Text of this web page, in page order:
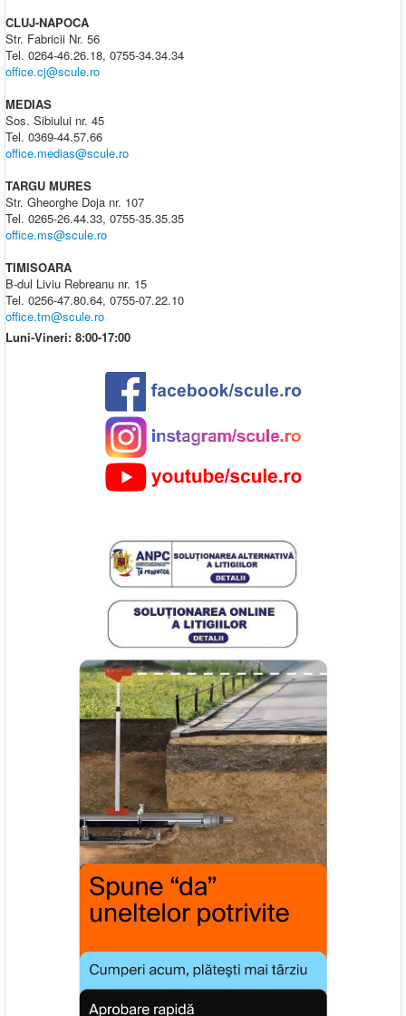
CLUJ-NAPOCA
Str. Fabricii Nr. 56
Tel. 0264-46.26.18, 0755-34.34.34
office.cj@scule.ro
MEDIAS
Sos. Sibiului nr. 45
Tel. 0369-44.57.66
office.medias@scule.ro
TARGU MURES
Str. Gheorghe Doja nr. 107
Tel. 0265-26.44.33, 0755-35.35.35
office.ms@scule.ro
TIMISOARA
B-dul Liviu Rebreanu nr. 15
Tel. 0256-47.80.64, 0755-07.22.10
office.tm@scule.ro
Luni-Vineri: 8:00-17:00